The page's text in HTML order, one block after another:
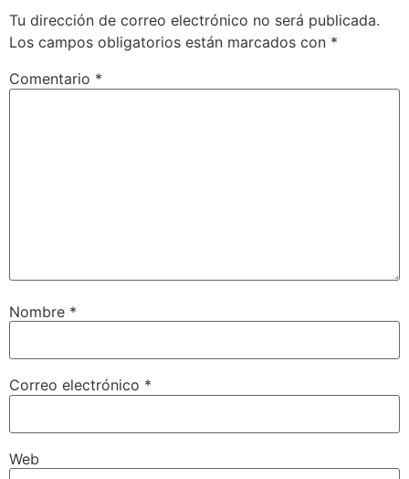
Tu dirección de correo electrónico no será publicada.
Los campos obligatorios están marcados con *
Comentario *
Nombre *
Correo electrónico *
Web